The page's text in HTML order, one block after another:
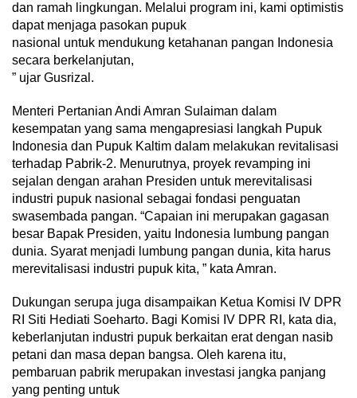
dan ramah lingkungan. Melalui program ini, kami optimistis
dapat menjaga pasokan pupuk
nasional untuk mendukung ketahanan pangan Indonesia
secara berkelanjutan,
” ujar Gusrizal.
Menteri Pertanian Andi Amran Sulaiman dalam
kesempatan yang sama mengapresiasi langkah Pupuk
Indonesia dan Pupuk Kaltim dalam melakukan revitalisasi
terhadap Pabrik-2. Menurutnya, proyek revamping ini
sejalan dengan arahan Presiden untuk merevitalisasi
industri pupuk nasional sebagai fondasi penguatan
swasembada pangan. “Capaian ini merupakan gagasan
besar Bapak Presiden, yaitu Indonesia lumbung pangan
dunia. Syarat menjadi lumbung pangan dunia, kita harus
merevitalisasi industri pupuk kita, ” kata Amran.
Dukungan serupa juga disampaikan Ketua Komisi IV DPR
RI Siti Hediati Soeharto. Bagi Komisi IV DPR RI, kata dia,
keberlanjutan industri pupuk berkaitan erat dengan nasib
petani dan masa depan bangsa. Oleh karena itu,
pembaruan pabrik merupakan investasi jangka panjang
yang penting untuk